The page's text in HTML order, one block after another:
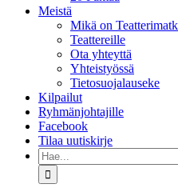
Meistä
Mikä on
Teattereille
Ota yhteyttä
Yhteistyössä
Tietosuojalauseke
Kilpailut
Ryhmänjohtajille
Facebook
Tilaa uutiskirje
Etsi
...